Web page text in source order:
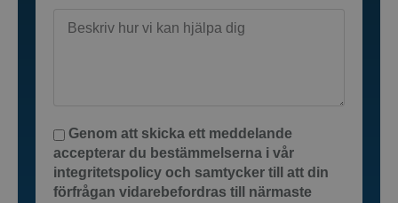
Genom att skicka ett meddelande
accepterar du bestämmelserna i vår
integritetspolicy och samtycker till att din
förfrågan vidarebefordras till närmaste